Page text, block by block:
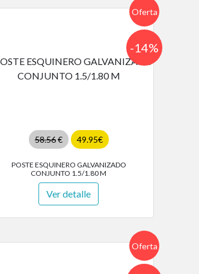
Oferta
58.56€ 49.95€
-14%
POSTE ESQUINERO GALVANIZADO
CONJUNTO 1.5/1.80 M
Ver detalle
Oferta